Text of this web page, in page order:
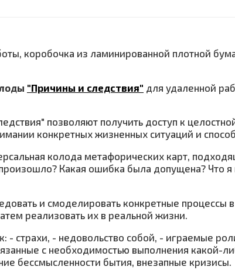
коробочка из ламинированной плотной
"Причины и следствия" для удаленной
позволяют получить доступ к
конкретных жизненных ситуаций и
колода метафорических карт,
Какая ошибка была допущена? Что я
и смоделировать конкретные
реализовать их в реальной жизни.
- страхи, - недовольство собой, - играемые
с необходимостью выполнения какой-
бессмысленности бытия, внезапные кризисы.